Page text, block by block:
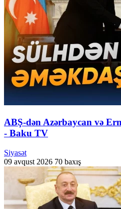
ABŞ-dən Azərbaycan və
- Baku TV
Siyasət
09 avqust 2026 70 baxış